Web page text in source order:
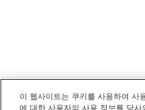
홈 일본 이시카
이 웹사이트는 쿠키를 사용하여 사
에 대한 사용자의 사용 정보를 당